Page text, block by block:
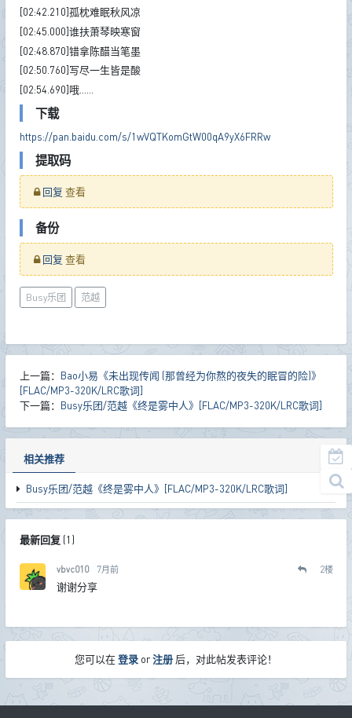
[02:42.210]孤枕难眠秋风凉
[02:45.000]谁扶萧琴映寒窗
[02:48.870]错拿陈醋当笔墨
[02:50.760]写尽一生皆是酸
[02:54.690]哦……
下载
https://pan.baidu.com/s/1wVQTKomGtW00qA9yX6FRRw
提取码
回复 查看
备份
回复 查看
Busy乐团 范越
上一篇： Bao小易《未出现传闻 (那曾经为你熬的夜失的眠冒的险)》
[FLAC/MP3-320K/LRC歌词]
下一篇： Busy乐团/范越《终是雾中人》[FLAC/MP3-320K/LRC歌词]
相关推荐
Busy乐团/范越《终是雾中人》[FLAC/MP3-320K/LRC歌词]
最新回复(1 )
vbvc010 7月前 2楼
谢谢分享
您可以在登录 or注册 后，对此帖发表评论！